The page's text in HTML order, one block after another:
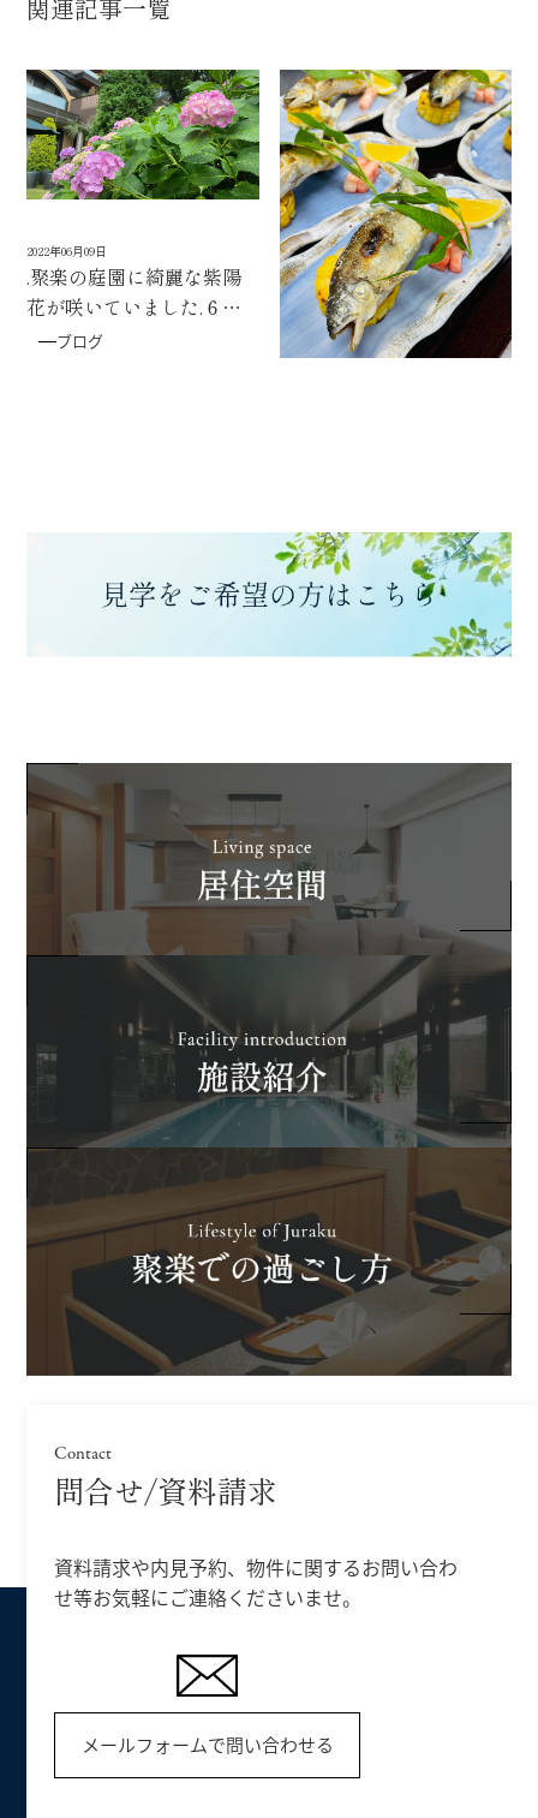
関連記事一覧
2022年06月09日
.聚楽の庭園に綺麗な紫陽
花が咲いていました️.６月
といえば、梅雨の時期です
所でしょうか️.グラデーシ
ョンになっているものもあ
熊本ライフ#熊本の暮らし
#マンション#新たな暮ら
しの提案 #熊本 #くまもと
#kumamoto#庭園#紫陽
ブログ
2022年06月08日
こんにちは
聚楽のレス
トランでは先日、初夏から
夏にかけて旬の『鮎料理』
が竿を構えて鮎を釣る姿は
日本の『夏の風物詩』とさ
れていますね写真は鮎の塩
焼き、鮎の彩り八寸、鮎の
したThe 聚楽2022年6月8
日(水)晴#The聚楽#聚楽#
#初夏#夏の風物詩#鮎の塩
焼き#鮎の洗い#鮎の刺身#
釣り#釣り人#お酒
ブログ
Contact
問合せ/資料請求
資料請求や内見予約、物件に関するお問い合わ
せ等お気軽にご連絡くださいませ。
メールフォームで問い合わせる